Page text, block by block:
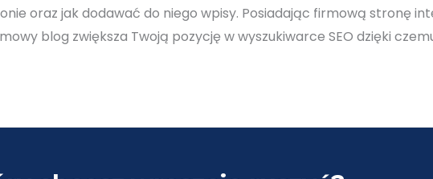
oraz jak dodawać do niego wpisy. Posiadając firmową stronę
blog zwiększa Twoją pozycję w wyszukiwarce SEO dzięki